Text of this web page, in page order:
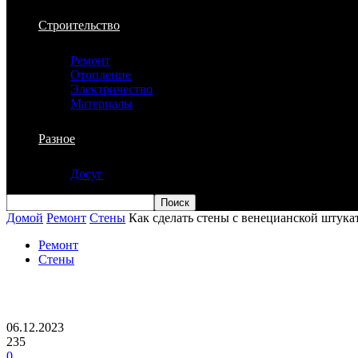
Строительство
Ремонт
Отопление
Электричество
Материалы
Разное
Досуг
Домой Ремонт Стены Как сделать стены с венецианской
Ремонт
Стены
06.12.2023
235